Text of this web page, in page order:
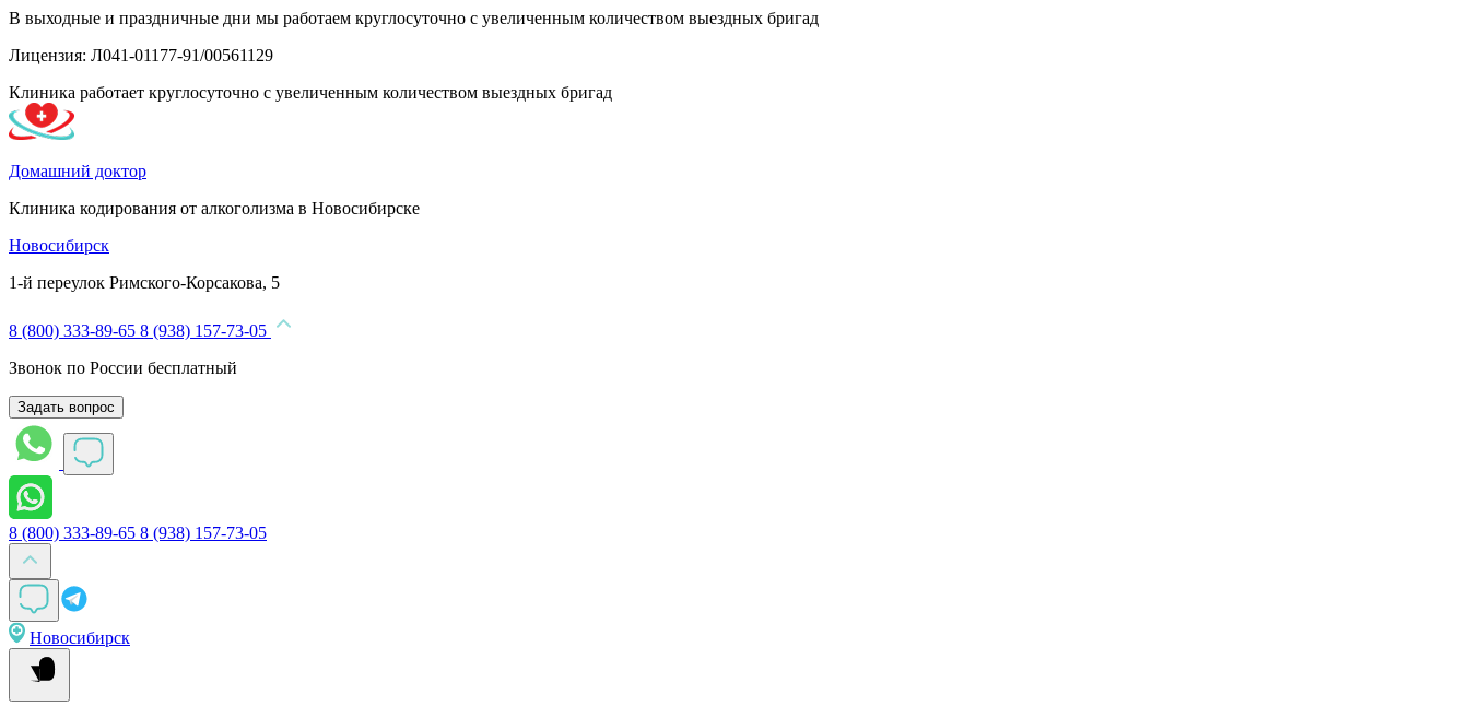
В выходные и праздничные дни мы работаем круглосуточно с увеличенным количеством выездных бригад
Лицензия: Л041-01177-91/00561129
Клиника работает круглосуточно с увеличенным количеством выездных бригад
Домашний доктор
Клиника кодирования от алкоголизма в Новосибирске
Новосибирск
1-й переулок Римского-Корсакова, 5
8 (800) 333-89-65 8 (938) 157-73-05
Звонок по России бесплатный
Задать вопрос
8 (800) 333-89-65 8 (938) 157-73-05
Новосибирск